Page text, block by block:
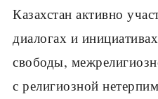
Казахстан активно
диалогах и
свободы,
с религиозной